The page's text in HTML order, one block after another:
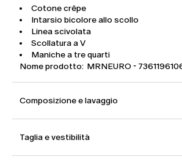
Cotone crêpe
Intarsio bicolore allo scollo
Linea scivolata
Scollatura a V
Maniche a tre quarti
Nome prodotto: MRNEURO -
Composizione e lavaggio
Taglia e vestibilità